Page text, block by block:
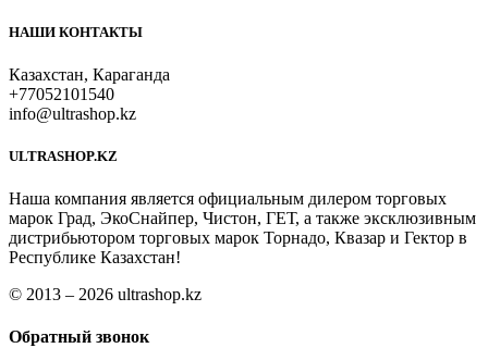
НАШИ КОНТАКТЫ
Казахстан, Караганда
+77052101540
info@ultrashop.kz
ULTRASHOP.KZ
Наша компания является официальным дилером торговых
марок Град, ЭкоСнайпер, Чистон, ГЕТ, а также эксклюзивным
дистрибьютором торговых марок Торнадо, Квазар и Гектор в
Республике Казахстан!
© 2013 – 2026 ultrashop.kz
Обратный звонок